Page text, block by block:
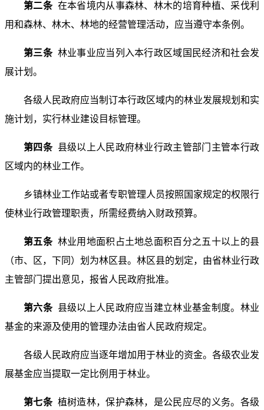
第二条 在本省境内从事森林、林木的培育种植、采伐利
用和森林、林木、林地的经营管理活动，应当遵守本条例。
第三条 林业事业应当列入本行政区域国民经济和社会发
展计划。
各级人民政府应当制订本行政区域内的林业发展规划和实
施计划，实行林业建设目标管理。
第四条 县级以上人民政府林业行政主管部门主管本行政
区域内的林业工作。
乡镇林业工作站或者专职管理人员按照国家规定的权限行
使林业行政管理职责，所需经费纳入财政预算。
第五条 林业用地面积占土地总面积百分之五十以上的县
（市、区，下同）划为林区县。林区县的划定，由省林业行政
主管部门提出意见，报省人民政府批准。
第六条县级以上人民政府应当建立林业基金制度。林业
基金的来源及使用的管理办法由省人民政府规定。
各级人民政府应当逐年增加用于林业的资金。各级农业发
展基金应当提取一定比例用于林业。
第七条植树造林，保护森林，是公民应尽的义务。各级